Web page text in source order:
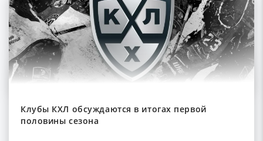
Клубы КХЛ обсуждаются в итогах первой
половины сезона